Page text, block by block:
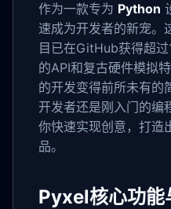
作为一款专为 Python
速成为开发者的新宠
目已在GitHub获得超
的API和复古硬件模拟
的开发变得前所未有的
开发者还是刚入门的编
你快速实现创意，打造
品。
Pyxel核心功能